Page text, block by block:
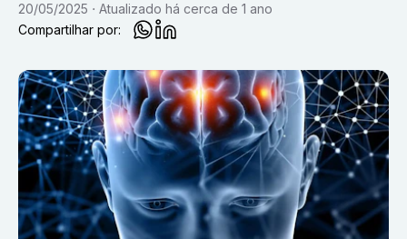
20/05/2025 Atualizado há cerca de 1 ano
Compartilhar por: